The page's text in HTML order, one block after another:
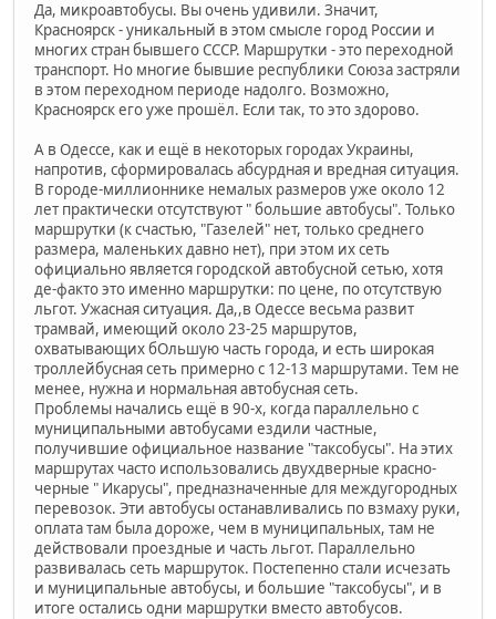
Да, микроавтобусы. Вы очень удивили. Значит,
Красноярск - уникальный в этом смысле город России и
многих стран бывшего СССР. Маршрутки - это переходной
транспорт. Но многие бывшие республики Союза застряли
в этом переходном периоде надолго. Возможно,
Красноярск его уже прошёл. Если так, то это здорово.
А в Одессе, как и ещё в некоторых городах Украины,
напротив, сформировалась абсурдная и вредная ситуация.
В городе-миллионнике немалых размеров уже около 12
лет практически отсутствуют " большие автобусы". Только
маршрутки (к счастью, "Газелей" нет, только среднего
размера, маленьких давно нет), при этом их сеть
официально является городской автобусной сетью, хотя
де-факто это именно маршрутки: по цене, по отсутствую
льгот. Ужасная ситуация. Да,,в Одессе весьма развит
трамвай, имеющий около 23-25 маршрутов,
охватывающих бОльшую часть города, и есть широкая
троллейбусная сеть примерно с 12-13 маршрутами. Тем не
менее, нужна и нормальная автобусная сеть.
Проблемы начались ещё в 90-х, когда параллельно с
муниципальными автобусами ездили частные,
получившие официальное название "таксобусы". На этих
маршрутах часто использовались двухдверные красно-
черные " Икарусы", предназначенные для междугородных
перевозок. Эти автобусы останавливались по взмаху руки,
оплата там была дороже, чем в муниципальных, там не
действовали проездные и часть льгот. Параллельно
развивалась сеть маршруток. Постепенно стали исчезать
и муниципальные автобусы, и большие "таксобусы", и в
итоге остались одни маршрутки вместо автобусов.